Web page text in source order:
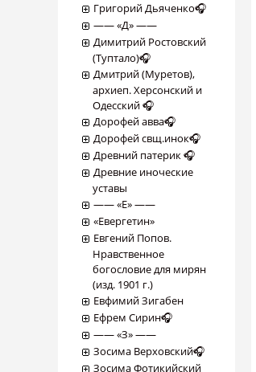
Григорий Дьяченко🎧
―― «Д» ――
Димитрий Ростовский
(Туптало)🎧
Дмитрий (Муретов),
архиеп. Херсонский и
Одесский 🎧
Дорофей авва🎧
Дорофей свщ.инок🎧
Древний патерик 🎧
Древние иноческие
уставы
―― «Е» ――
«Евергетин»
Евгений Попов.
Нравственное
богословие для мирян
(изд. 1901 г.)
Евфимий Зигабен
Ефрем Сирин🎧
―― «З» ――
Зосима Верховский🎧
Зосима Фотикийский